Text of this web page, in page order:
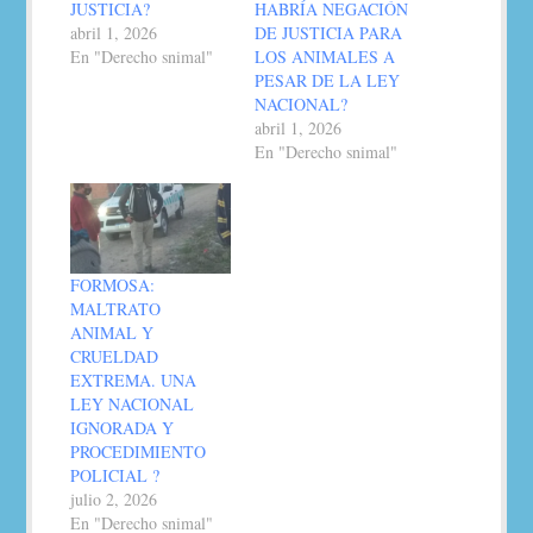
JUSTICIA?
abril 1, 2026
En "Derecho snimal"
HABRÍA NEGACIÓN
DE JUSTICIA PARA
LOS ANIMALES A
PESAR DE LA LEY
NACIONAL?
abril 1, 2026
En "Derecho snimal"
FORMOSA:
MALTRATO
ANIMAL Y
CRUELDAD
EXTREMA. UNA
LEY NACIONAL
IGNORADA Y
PROCEDIMIENTO
POLICIAL ?
julio 2, 2026
En "Derecho snimal"